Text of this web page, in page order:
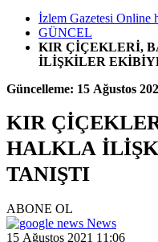
İzlem Gazetesi
GÜNCEL
KIR ÇİÇEKLERİ,
İLİŞKİLER
Güncelleme: 15 Ağustos
KIR
HALKLA
TANIŞTI
ABONE OL
News
15 Ağustos 2021 11:06